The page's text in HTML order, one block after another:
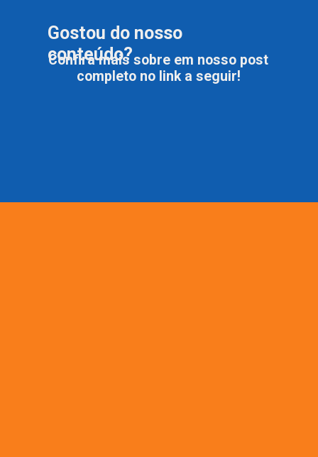
Gostou do nosso
conteúdo?
Confira mais sobre em nosso post
completo no link a seguir!